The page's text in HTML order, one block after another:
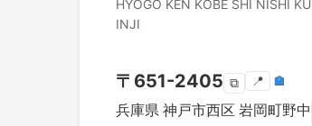
HYOGO KEN KOBE SHI NISHI KU
INJI
〒 651-2405 ⧉ 📍 🏣
兵庫県 神戸市西区 岩岡町野中